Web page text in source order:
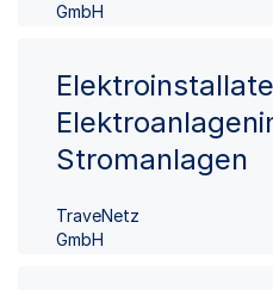
GmbH
Stromanlagen
TraveNetz
GmbH